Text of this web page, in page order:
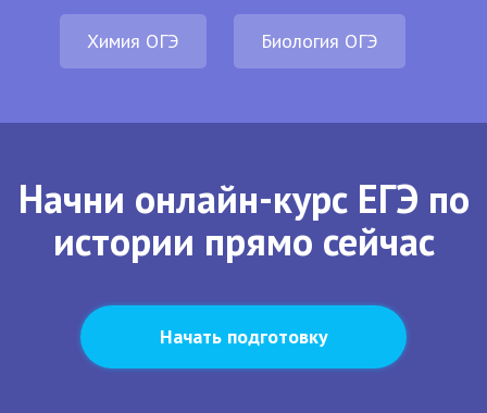
Химия ОГЭ Биология ОГЭ
Начни онлайн-курс ЕГЭ по
истории прямо сейчас
Начать подготовку